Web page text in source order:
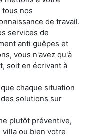
tous nos
de travail.
services de
anti guêpes et
vous n'avez qu'à
soit en écrivant à
chaque situation
solutions sur
plutôt préventive,
villa ou bien votre